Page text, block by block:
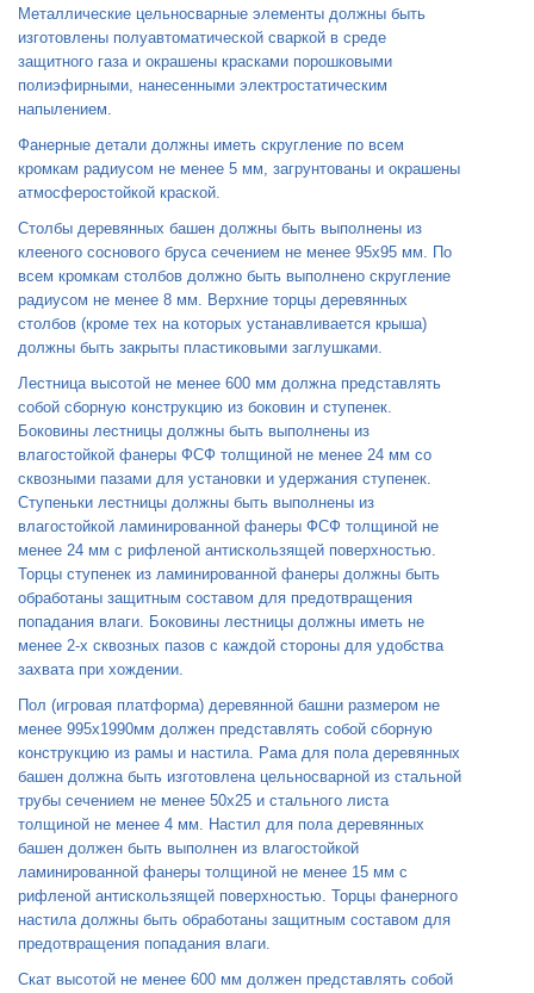
Металлические цельносварные элементы должны быть
изготовлены полуавтоматической сваркой в среде
защитного газа и окрашены красками порошковыми
полиэфирными, нанесенными электростатическим
напылением.
Фанерные детали должны иметь скругление по всем
кромкам радиусом не менее 5 мм, загрунтованы и окрашены
атмосферостойкой краской.
Столбы деревянных башен должны быть выполнены из
клееного соснового бруса сечением не менее 95x95 мм. По
всем кромкам столбов должно быть выполнено скругление
радиусом не менее 8 мм. Верхние торцы деревянных
столбов (кроме тех на которых устанавливается крыша)
должны быть закрыты пластиковыми заглушками.
Лестница высотой не менее 600 мм должна представлять
собой сборную конструкцию из боковин и ступенек.
Боковины лестницы должны быть выполнены из
влагостойкой фанеры ФСФ толщиной не менее 24 мм со
сквозными пазами для установки и удержания ступенек.
Ступеньки лестницы должны быть выполнены из
влагостойкой ламинированной фанеры ФСФ толщиной не
менее 24 мм с рифленой антискользящей поверхностью.
Торцы ступенек из ламинированной фанеры должны быть
обработаны защитным составом для предотвращения
попадания влаги. Боковины лестницы должны иметь не
менее 2-х сквозных пазов с каждой стороны для удобства
захвата при хождении.
Пол (игровая платформа) деревянной башни размером не
менее 995x1990мм должен представлять собой сборную
конструкцию из рамы и настила. Рама для пола деревянных
башен должна быть изготовлена цельносварной из стальной
трубы сечением не менее 50x25 и стального листа
толщиной не менее 4 мм. Настил для пола деревянных
башен должен быть выполнен из влагостойкой
ламинированной фанеры толщиной не менее 15 мм с
рифленой антискользящей поверхностью. Торцы фанерного
настила должны быть обработаны защитным составом для
предотвращения попадания влаги.
Скат высотой не менее 600 мм должен представлять собой